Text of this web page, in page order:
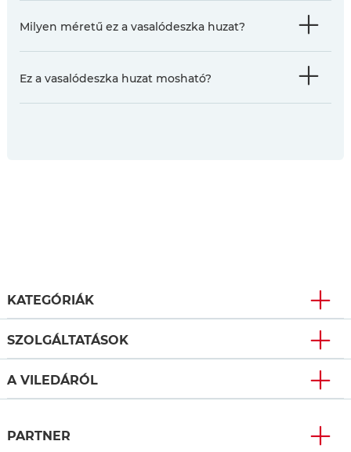
Milyen méretű ez a vasalódeszka huzat?
Ez a vasalódeszka huzat mosható?
KATEGÓRIÁK
SZOLGÁLTATÁSOK
A VILEDÁRÓL
PARTNER